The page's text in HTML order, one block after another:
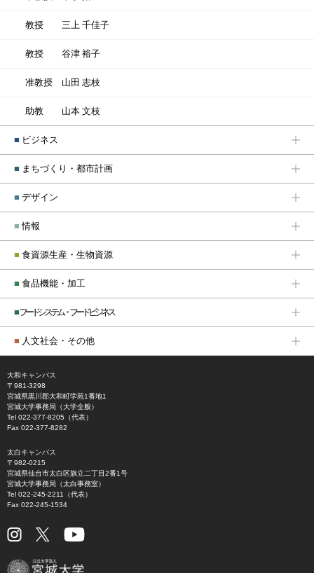
教授 三上 千佳子
教授 谷津 裕子
准教授 山田 志枝
助教 山本 文枝
■ ビジネス
■ まちづくり・都市計画
■ デザイン
■ 情報
■ 食資源生産・生物資源
■ 食品機能・加工
■フードシステム・フードビジネス
■ 人文社会・その他
大和キャンパス
〒981-3298
宮城県黒川郡大和町学苑1番地1
宮城大学事務局（大学全般）
Tel 022-377-8205（代表）
Fax 022-377-8282
太白キャンパス
〒982-0215
宮城県仙台市太白区旗立二丁目2番1号
宮城大学事務局（太白事務室）
Tel 022-245-2211（代表）
Fax 022-245-1534